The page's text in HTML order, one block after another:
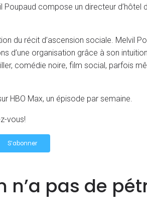
Poupaud compose un directeur
du récit d’ascension sociale. Melvil
d’une organisation grâce à son
comédie noire, film social, parfois
HBO Max, un épisode par semaine.
vous!
n’a pas de